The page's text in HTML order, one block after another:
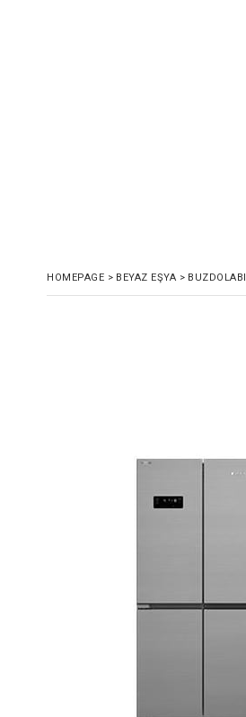
HOMEPAGE > BEYAZ EŞYA > BUZDOLABI